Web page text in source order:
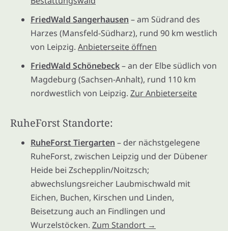
FriedWald Sangerhausen – am Südrand des
Harzes (Mansfeld-Südharz), rund 90 km westlich
von Leipzig. Anbieterseite öffnen
FriedWald Schönebeck– an der Elbe südlich von
Magdeburg (Sachsen-Anhalt), rund 110 km
nordwestlich von Leipzig. Zur Anbieterseite
RuheForst Standorte:
RuheForst Tiergarten – der nächstgelegene
RuheForst, zwischen Leipzig und der Dübener
Heide bei Zschepplin/Noitzsch;
abwechslungsreicher Laubmischwald mit
Eichen, Buchen, Kirschen und Linden,
Beisetzung auch an Findlingen und
Wurzelstöcken. Zum Standort →